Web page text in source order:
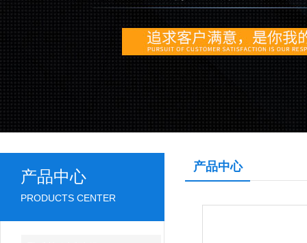
产品中心
PRODUCTS CENTER
产品中心